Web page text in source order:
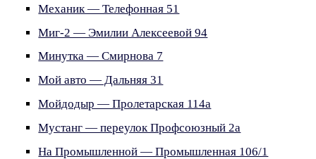
Механик — Телефонная 51
Миг-2 — Эмилии Алексеевой 94
Минутка — Смирнова 7
Мой авто — Дальняя 31
Мойдодыр — Пролетарская 114а
Мустанг — переулок Профсоюзный 2а
На Промышленной — Промышленная 106/1